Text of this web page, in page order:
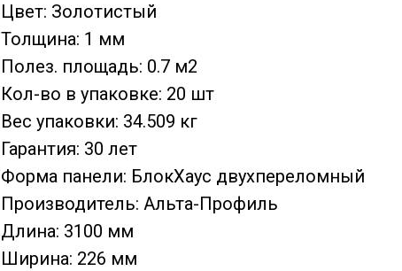
Цвет: Золотистый
Толщина: 1 мм
Полез. площадь: 0.7 м2
Кол-во в упаковке: 20 шт
Вес упаковки: 34.509 кг
Гарантия: 30 лет
Форма панели: БлокХаус двухпереломный
Производитель: Альта-Профиль
Длина: 3100 мм
Ширина: 226 мм